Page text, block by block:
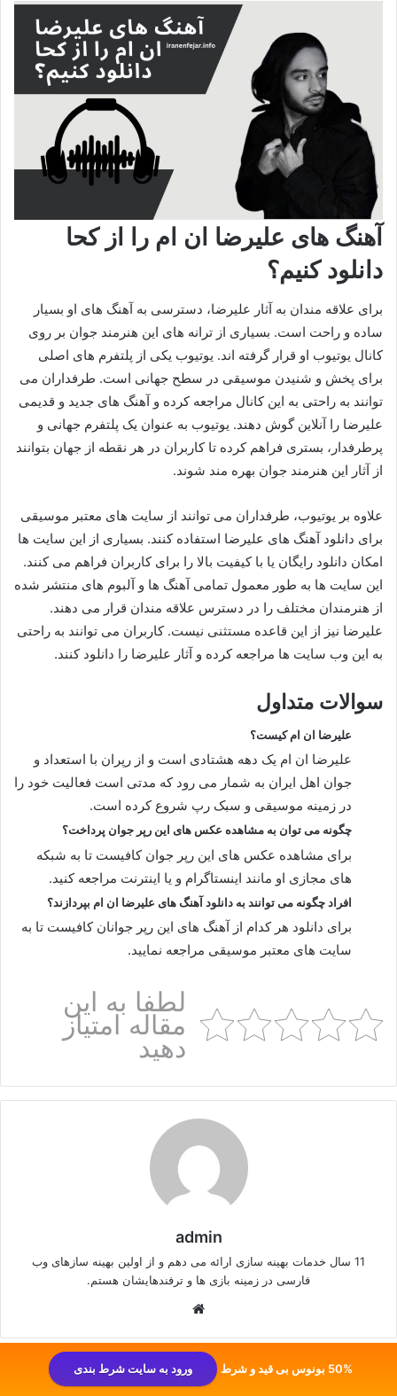
آهنگ های علیرضا ان ام را از کحا
دانلود کنیم؟
برای علاقه‌ مندان به آثار علیرضا، دسترسی به آهنگ‌ های او بسیار
ساده و راحت است. بسیاری از ترانه‌ های این هنرمند جوان بر روی
کانال یوتیوب او قرار گرفته‌ اند. یوتیوب یکی از پلتفرم‌ های اصلی
برای پخش و شنیدن موسیقی در سطح جهانی است. طرفداران می‌
توانند به راحتی به این کانال مراجعه کرده و آهنگ‌ های جدید و قدیمی
علیرضا را آنلاین گوش دهند. یوتیوب به‌ عنوان یک پلتفرم جهانی و
پرطرفدار، بستری فراهم کرده تا کاربران در هر نقطه از جهان بتوانند
از آثار این هنرمند جوان بهره‌ مند شوند.
علاوه بر یوتیوب، طرفداران می‌ توانند از سایت‌ های معتبر موسیقی
برای دانلود آهنگ‌ های علیرضا استفاده کنند. بسیاری از این سایت‌ ها
امکان دانلود رایگان یا با کیفیت بالا را برای کاربران فراهم می‌ کنند.
این سایت‌ ها به‌ طور معمول تمامی آهنگ‌ ها و آلبوم‌ های منتشر شده
از هنرمندان مختلف را در دسترس علاقه‌ مندان قرار می‌ دهند.
علیرضا نیز از این قاعده مستثنی نیست. کاربران می‌ توانند به راحتی
به این وب‌ سایت‌ ها مراجعه کرده و آثار علیرضا را دانلود کنند.
سوالات متداول
علیرضا ان ام کیست؟
علیرضا ان ام یک دهه هشتادی است و از رپران با استعداد و
جوان اهل ایران به شمار می رود که مدتی است فعالیت خود را
در زمینه موسیقی و سبک رپ شروع کرده است.
چگونه می توان به مشاهده عکس های این رپر جوان پرداخت؟
برای مشاهده عکس های این رپر جوان کافیست تا به شبکه‌
های مجازی او مانند اینستاگرام و یا اینترنت مراجعه کنید.
افراد چگونه می توانند به دانلود آهنگ های علیرضا ان ام بپردازند؟
برای دانلود هر کدام از آهنگ های این رپر جوانان کافیست تا به
سایت های معتبر موسیقی مراجعه نمایید.
لطفا به این
مقاله امتیاز
دهید
admin
11 سال خدمات بهینه سازی ارائه می دهم و از اولین بهینه سازهای وب
فارسی در زمینه بازی ها و ترفندهایشان هستم.
دیدگاهتان را بنویسید
50% بونوس بی قید و شرط ورود به سایت شرط بندی